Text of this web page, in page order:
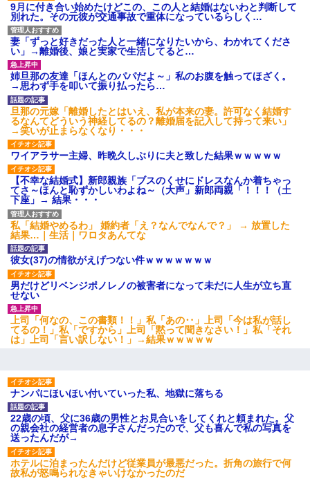
9月に付き合い始めたけどこの、この人と結婚はないわと判断して
別れた。その元彼が交通事故で重体になっているらしく…
妻「ずっと好きだった人と一緒になりたいから、わかれてくださ
い」→離婚後、娘と実家で生活してると…
姉旦那の友達「ほんとのパパだよ～」私のお腹を触ってほざく。
→思わず手を叩いて振り払ったら…
旦那の元嫁「離婚したとはいえ、私が本来の妻。許可なく結婚す
るなんてどういう神経してるの？離婚届を記入して持って来い」
→笑いが止まらなくなり・・・
ワイアラサー主婦、昨晩久しぶりに夫と致した結果ｗｗｗｗｗ
【不幸な結婚式】新郎親族「ブスのくせにドレスなんか着ちゃっ
てさ～ほんと恥ずかしいわよね～（大声」新郎両親「！！！（土
下座」→ 結果・・・
私「結婚やめるわ」 婚約者「え？なんでなんで？」 → 放置した
結果…｜生活｜ワロタあんてな
彼女(37)の情欲がえげつない件ｗｗｗｗｗｗｗ
男だけどリベンジポノレノの被害者になって未だに人生が立ち直
せない
上司「何なの、この書類！！」私「あの‥」上司「今は私が話し
てるの！」私「ですから」上司「黙って聞きなさい！」私「それ
は」上司「言い訳しない！」→結果ｗｗｗｗｗ
ナンパにほいほい付いていった私、地獄に落ちる
22歳の頃、父に36歳の男性とお見合いをしてくれと頼まれた。父
の親会社の経営者の息子さんだったので、父も喜んで私の写真を
送ったんだが→
ホテルに泊まったんだけど従業員が最悪だった。折角の旅行で何
故私が怒鳴られなきゃいけなかったのだ